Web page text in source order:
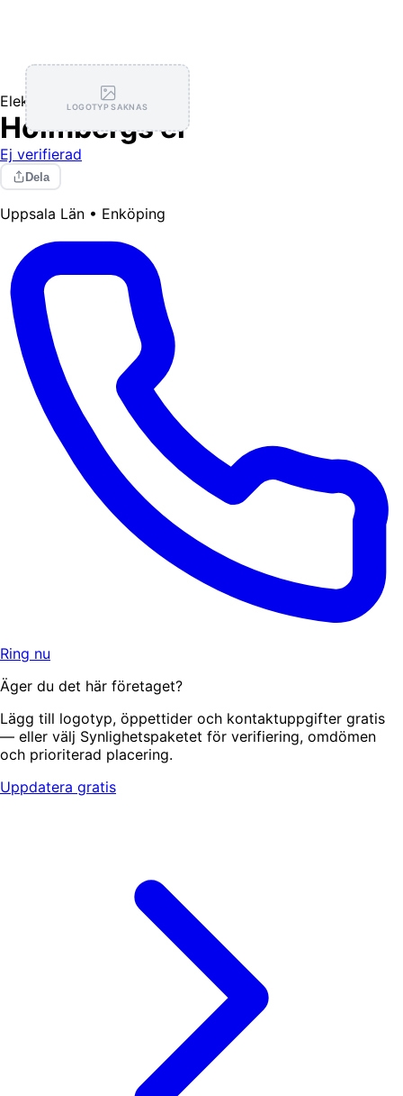
LOGOTYP SAKNAS
Elektriker
Holmbergs el
Ej verifierad
Dela
Uppsala Län • Enköping
Ring nu
Äger du det här företaget?
Lägg till logotyp, öppettider och kontaktuppgifter gratis
— eller välj Synlighetspaketet för verifiering, omdömen
och prioriterad placering.
Uppdatera gratis